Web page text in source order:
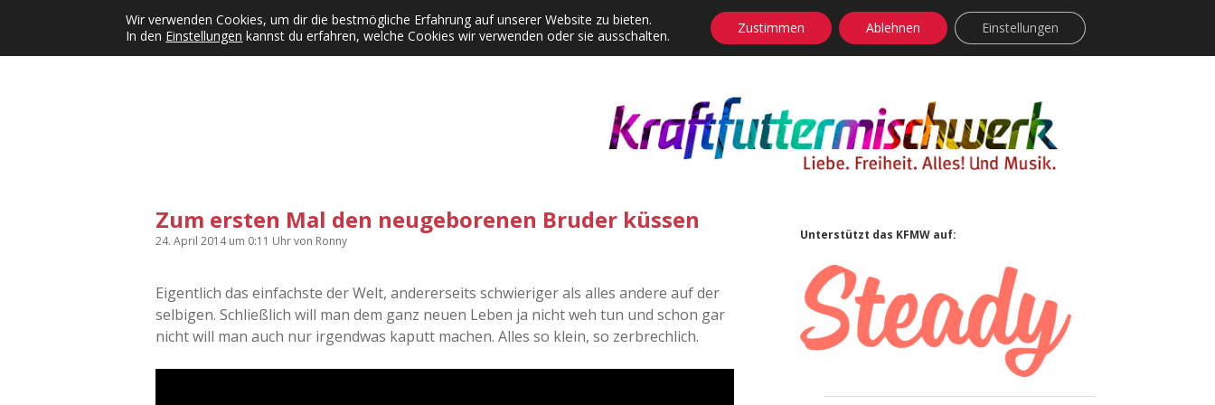
Kategorien Dropdown-Menü öffnen
KFMW-Disco Dates Instagrams Contact Adventskalender Dropdown-Menü öffnen facebook
instagram
rss soundcloud
vimeoBluesky
Zum ersten Mal den neugeborenen Bruder küssen
24. April 2014um 0:11 Uhrvon Ronny
Eigentlich das einfachste der Welt, andererseits schwieriger als alles andere auf der
selbigen. Schließlich will man dem ganz neuen Leben ja nicht weh tun und schon gar
nicht will man auch nur irgendwas kaputt machen. Alles so klein, so zerbrechlich.
Sidebar
Unterstützt das KFMW auf:
Wir verwenden Cookies, um dir die bestmögliche Erfahrung auf unserer Website zu bieten.
In den Einstellungen kannst du erfahren, welche Cookies wir verwenden oder sie ausschalten. Zustimmen Ablehnen Einstellungen